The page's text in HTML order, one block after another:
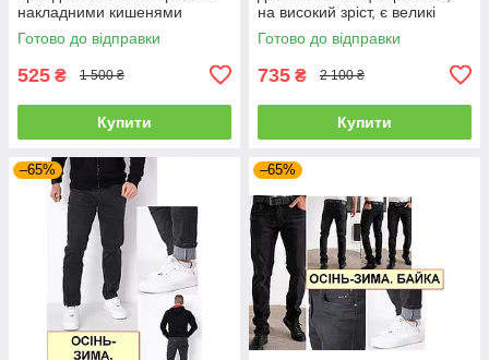
накладними кишенями
"карго" MIGACH, Туреччина
Готово до відправки
525 ₴ 1 500 ₴
Купити
на високий зріст, є великі
розміри VINGVGS, Туреччина
Готово до відправки
735 ₴ 2 100 ₴
Купити
–65% –65%